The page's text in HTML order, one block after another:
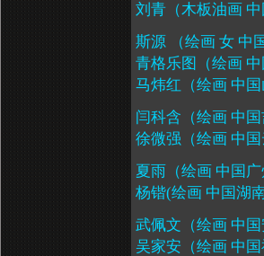
刘青（木板油画 中
斯源 （绘画 女 中
青格乐图（绘画 中
马炜红（绘画 中国
闫科含（绘画 中国
徐微强（绘画 中国
夏雨（绘画 中国广
杨锴(绘画 中国湖
武佩文（绘画 中国
吴家安（绘画 中国